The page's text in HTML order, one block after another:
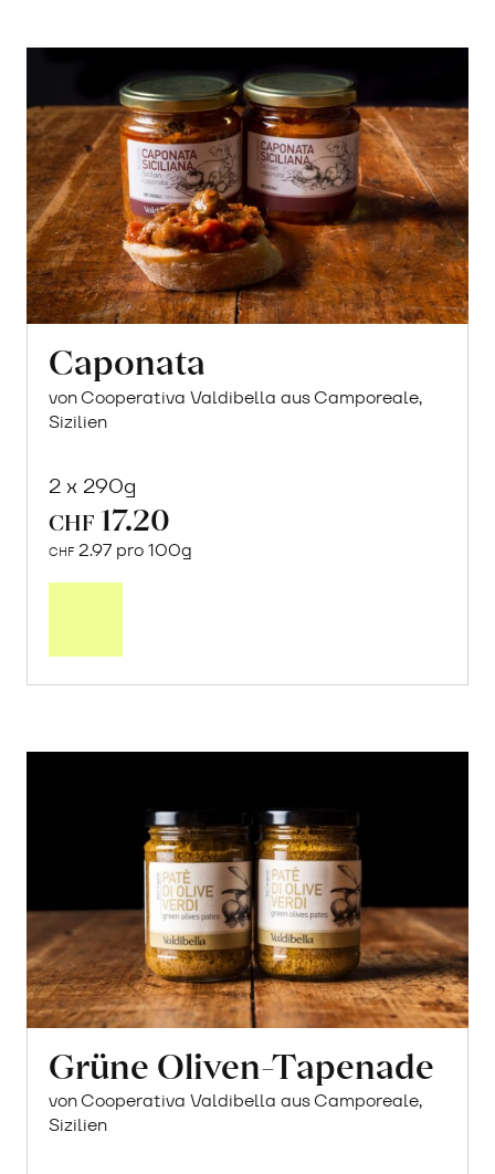
Caponata
von Cooperativa Valdibella aus Camporeale,
Sizilien
2 x 290g
CHF 17.20
CHF 2.97 pro 100g
Grüne Oliven-Tapenade
von Cooperativa Valdibella aus Camporeale,
Sizilien